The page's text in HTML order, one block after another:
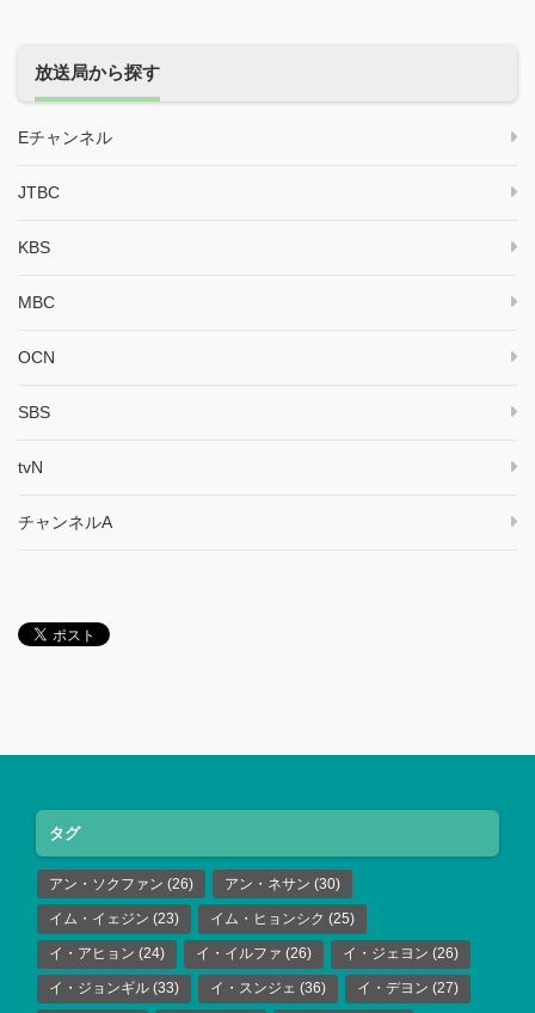
放送局から探す
Eチャンネル
JTBC
KBS
MBC
OCN
SBS
tvN
チャンネルA
タグ
アン・ソクファン (26) アン・ネサン (30)
イム・イェジン (23) イム・ヒョンシク (25)
イ・アヒョン (24) イ・イルファ (26) イ・ジェヨン (26)
イ・ジョンギル (33) イ・スンジェ (36) イ・デヨン (27)